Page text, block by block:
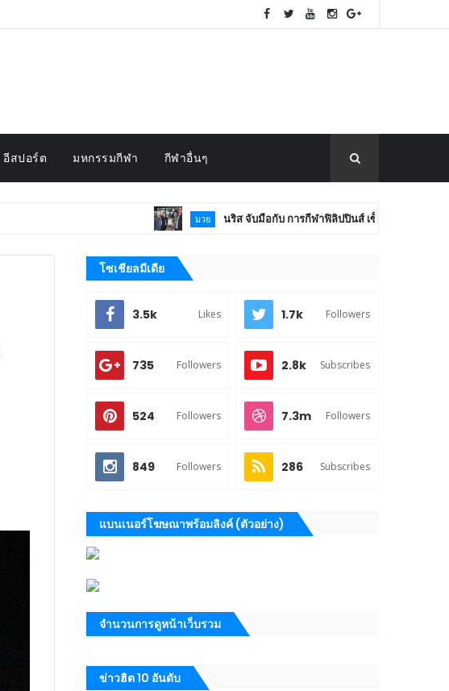
อีสปอร์ต มหกรรมกีฬา กีฬาอื่นๆ
นริส จับมือกับ การกีฬาฟิลิปปินส์ เซ็นสัญญา (MOU) หนุนมวยโลก
โซเชียลมีเดีย
3.5k Likes 1.7k Followers
735 Followers 2.8k Subscribes
524 Followers 7.3m Followers
849 Followers 286 Subscribes
แบนเนอร์โฆษณาพร้อมลิงค์ (ตัวอย่าง)
จำนวนการดูหน้าเว็บรวม
ข่าวฮิต 10 อันดับ